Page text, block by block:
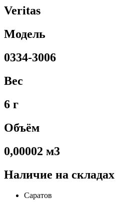
Veritas
Модель
0334-3006
Вес
6 г
Объём
0,00002 м3
Наличие на складах
Саратов